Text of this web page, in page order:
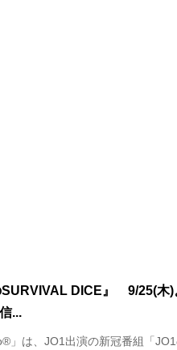
SURVIVAL DICE』 9/25(木)
...
」は、JO1出演の新冠番組「